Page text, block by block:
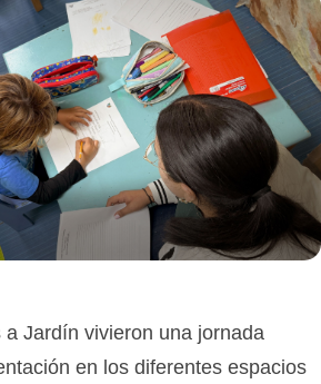
a Jardín vivieron una jornada
en los diferentes espacios